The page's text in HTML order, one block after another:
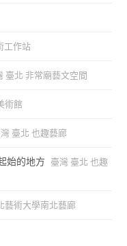
工作站
臺北 非常廟藝文空間
術館
臺北 也趣藝廊
始的地方
臺灣 臺北 也趣
藝術大學南北藝廊